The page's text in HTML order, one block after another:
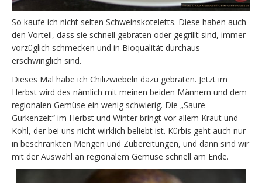
So kaufe ich nicht selten Schweinskoteletts. Diese haben auch
den Vorteil, dass sie schnell gebraten oder gegrillt sind, immer
vorzüglich schmecken und in Bioqualität durchaus
erschwinglich sind.
Dieses Mal habe ich Chilizwiebeln dazu gebraten. Jetzt im
Herbst wird des nämlich mit meinen beiden Männern und dem
regionalen Gemüse ein wenig schwierig. Die „Saure-
Gurkenzeit“ im Herbst und Winter bringt vor allem Kraut und
Kohl, der bei uns nicht wirklich beliebt ist. Kürbis geht auch nur
in beschränkten Mengen und Zubereitungen, und dann sind wir
mit der Auswahl an regionalem Gemüse schnell am Ende.